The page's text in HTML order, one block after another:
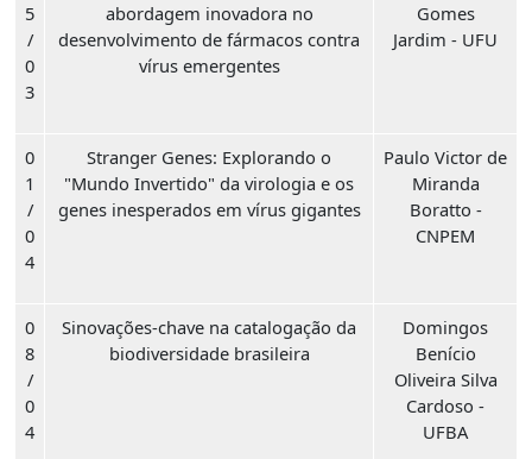
5
/
0
3
abordagem inovadora no
desenvolvimento de fármacos contra
vírus emergentes
Gomes
Jardim - UFU
0
1
/
0
4
Stranger Genes: Explorando o
"Mundo Invertido" da virologia e os
genes inesperados em vírus gigantes
Paulo Victor de
Miranda
Boratto -
CNPEM
0
8
/
0
4
Sinovações-chave na catalogação da
biodiversidade brasileira
Domingos
Benício
Oliveira Silva
Cardoso -
UFBA